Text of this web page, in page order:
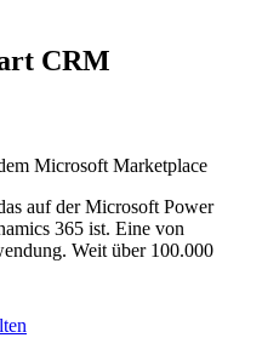
CRM
Microsoft Marketplace
auf der Microsoft Power
365 ist. Eine von
Weit über 100.000